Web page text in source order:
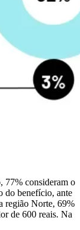
77% consideram o
do benefício, ante
região Norte, 69%
de 600 reais. Na